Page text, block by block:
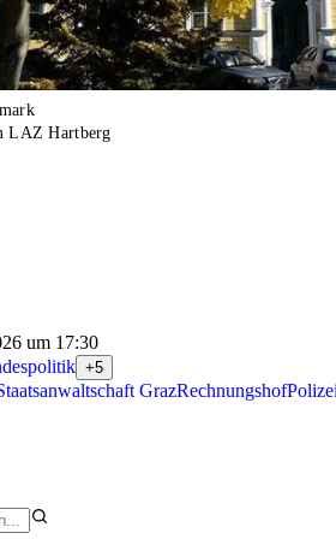
LAZ Hartberg
um 17:30
+5
GrazRechnungshof